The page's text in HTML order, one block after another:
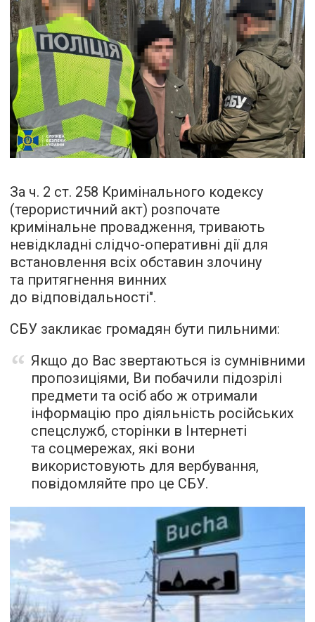
За ч. 2 ст. 258 Кримінального кодексу
(терористичний акт) розпочате
кримінальне провадження, тривають
невідкладні слідчо-оперативні дії для
встановлення всіх обставин злочину
та притягнення винних
до відповідальності".
СБУ закликає громадян бути пильними:
Якщо до Вас звертаються із сумнівними
пропозиціями, Ви побачили підозрілі
предмети та осіб або ж отримали
інформацію про діяльність російських
спецслужб, сторінки в Інтернеті
та соцмережах, які вони
використовують для вербування,
повідомляйте про це СБУ.